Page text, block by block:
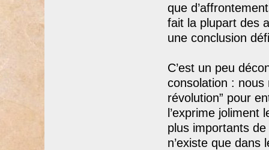
que
fait la plupart des
une conclusion
C’est un peu
consolation : nous
révolution” pour
l’exprime joliment
plus importants de
n’existe que